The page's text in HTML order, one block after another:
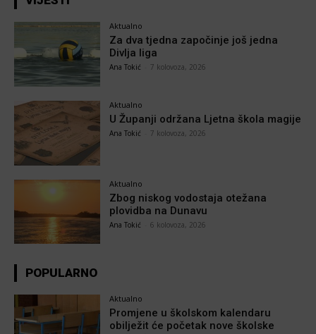
Aktualno
Za dva tjedna započinje još jedna
Divlja liga
Ana Tokić 7 kolovoza, 2026
Aktualno
U Županji održana Ljetna škola magije
Ana Tokić 7 kolovoza, 2026
Aktualno
Zbog niskog vodostaja otežana
plovidba na Dunavu
Ana Tokić 6 kolovoza, 2026
POPULARNO
Aktualno
Promjene u školskom kalendaru
obilježit će početak nove školske